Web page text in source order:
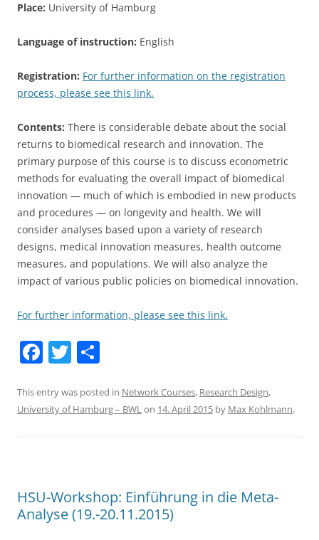
Place: University of Hamburg
Language of instruction: English
Registration: For further information on the registration
process, please see this link.
Contents: There is considerable debate about the social
returns to biomedical research and innovation. The
primary purpose of this course is to discuss econometric
methods for evaluating the overall impact of biomedical
innovation — much of which is embodied in new products
and procedures — on longevity and health. We will
consider analyses based upon a variety of research
designs, medical innovation measures, health outcome
measures, and populations. We will also analyze the
impact of various public policies on biomedical innovation.
For further information, please see this link.
F
c
e
o
k
T
itt
er
ar
e
This entry was posted in Network Courses, Research Design,
University of Hamburg – BWLon 14. April 2015 by Max Kohlmann.
HSU-Workshop: Einführung in die Meta-
Analyse (19.-20.11.2015)